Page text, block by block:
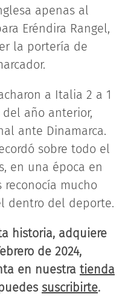
apenas al
Eréndira Rangel,
la portería de
a Italia 2 a 1
año anterior,
ante Dinamarca.
sobre todo el
en una época en
mucho
dentro del deporte.
historia, adquiere
de 2024,
en nuestra tienda
suscribirte.